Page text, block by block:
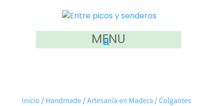
MENU
Inicio /Handmade/Artesanía en Madera /Colgantes